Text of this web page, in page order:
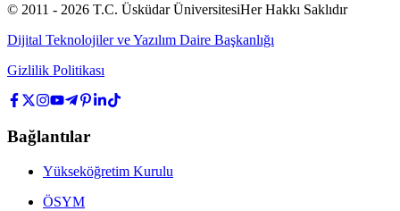
© 2011 - 2026 T.C. Üsküdar ÜniversitesiHer Hakkı Saklıdır
Dijital Teknolojiler ve Yazılım Daire Başkanlığı
Gizlilik Politikası
Bağlantılar
Yükseköğretim Kurulu
ÖSYM